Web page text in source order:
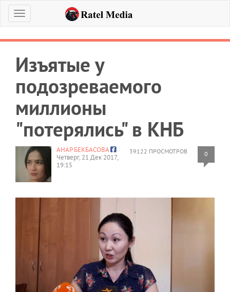
Меню
Изъятые у
подозреваемого
миллионы
"потерялись" в КНБ
39122 ПРОСМОТРОВ 0
АНАР БЕКБАСОВА
Четверг, 21 Дек 2017,
19:15